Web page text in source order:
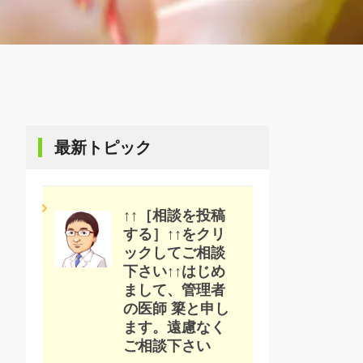
最新トピック
↑↑［相談を投稿
する］↑↑をクリ
ックしてご相談
下さい↑↑はじめ
まして、管理者
の医師 簗と申し
ます。遠慮なく
ご相談下さい